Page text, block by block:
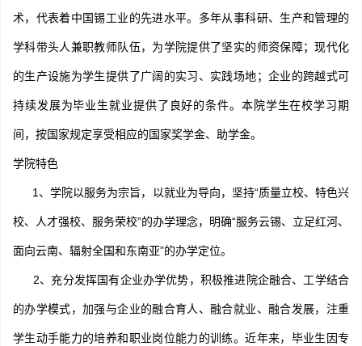
术，代表着中国锡工业的先进水平。多年从事科研、生产和管理的
学科带头人兼职教师队伍，为学院提供了坚实的师资保障；现代化
的生产设施为学生提供了广阔的实习、实践场地；企业的跨越式可
持续发展为毕业生就业提供了良好的条件。本院学生在校学习期
间，按国家规定享受相应的国家奖学金、助学金。
学院特色
1、学院以服务为宗旨，以就业为导向，坚持“质量立校、特色兴
校、人才强校、服务荣校”的办学理念，明确“服务云锡、立足红河、
面向云南、辐射全国和东南亚”的办学定位。
2、充分发挥国有企业办学优势，积极推进院企融合、工学结合
的办学模式，加强与企业的融合育人、融合就业、融合发展，注重
学生动手能力的培养和职业岗位能力的训练。近年来，毕业生因专